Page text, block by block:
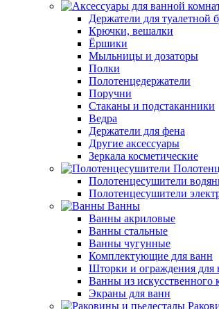
Держатели для туалетной
Крючки, вешалки
Ёршики
Мыльницы и дозаторы
Полки
Полотенцедержатели
Поручни
Стаканы и подстаканники
Ведра
Держатели для фена
Другие аксессуары
Зеркала косметические
Полотенцесушители
Полотенцесушители
Ванны
Ванны акриловые
Ванны стальные
Ванны чугунные
Комплектующие для ванн
Шторки и ограждения для
Ванны из искусственного
Экраны для ванн